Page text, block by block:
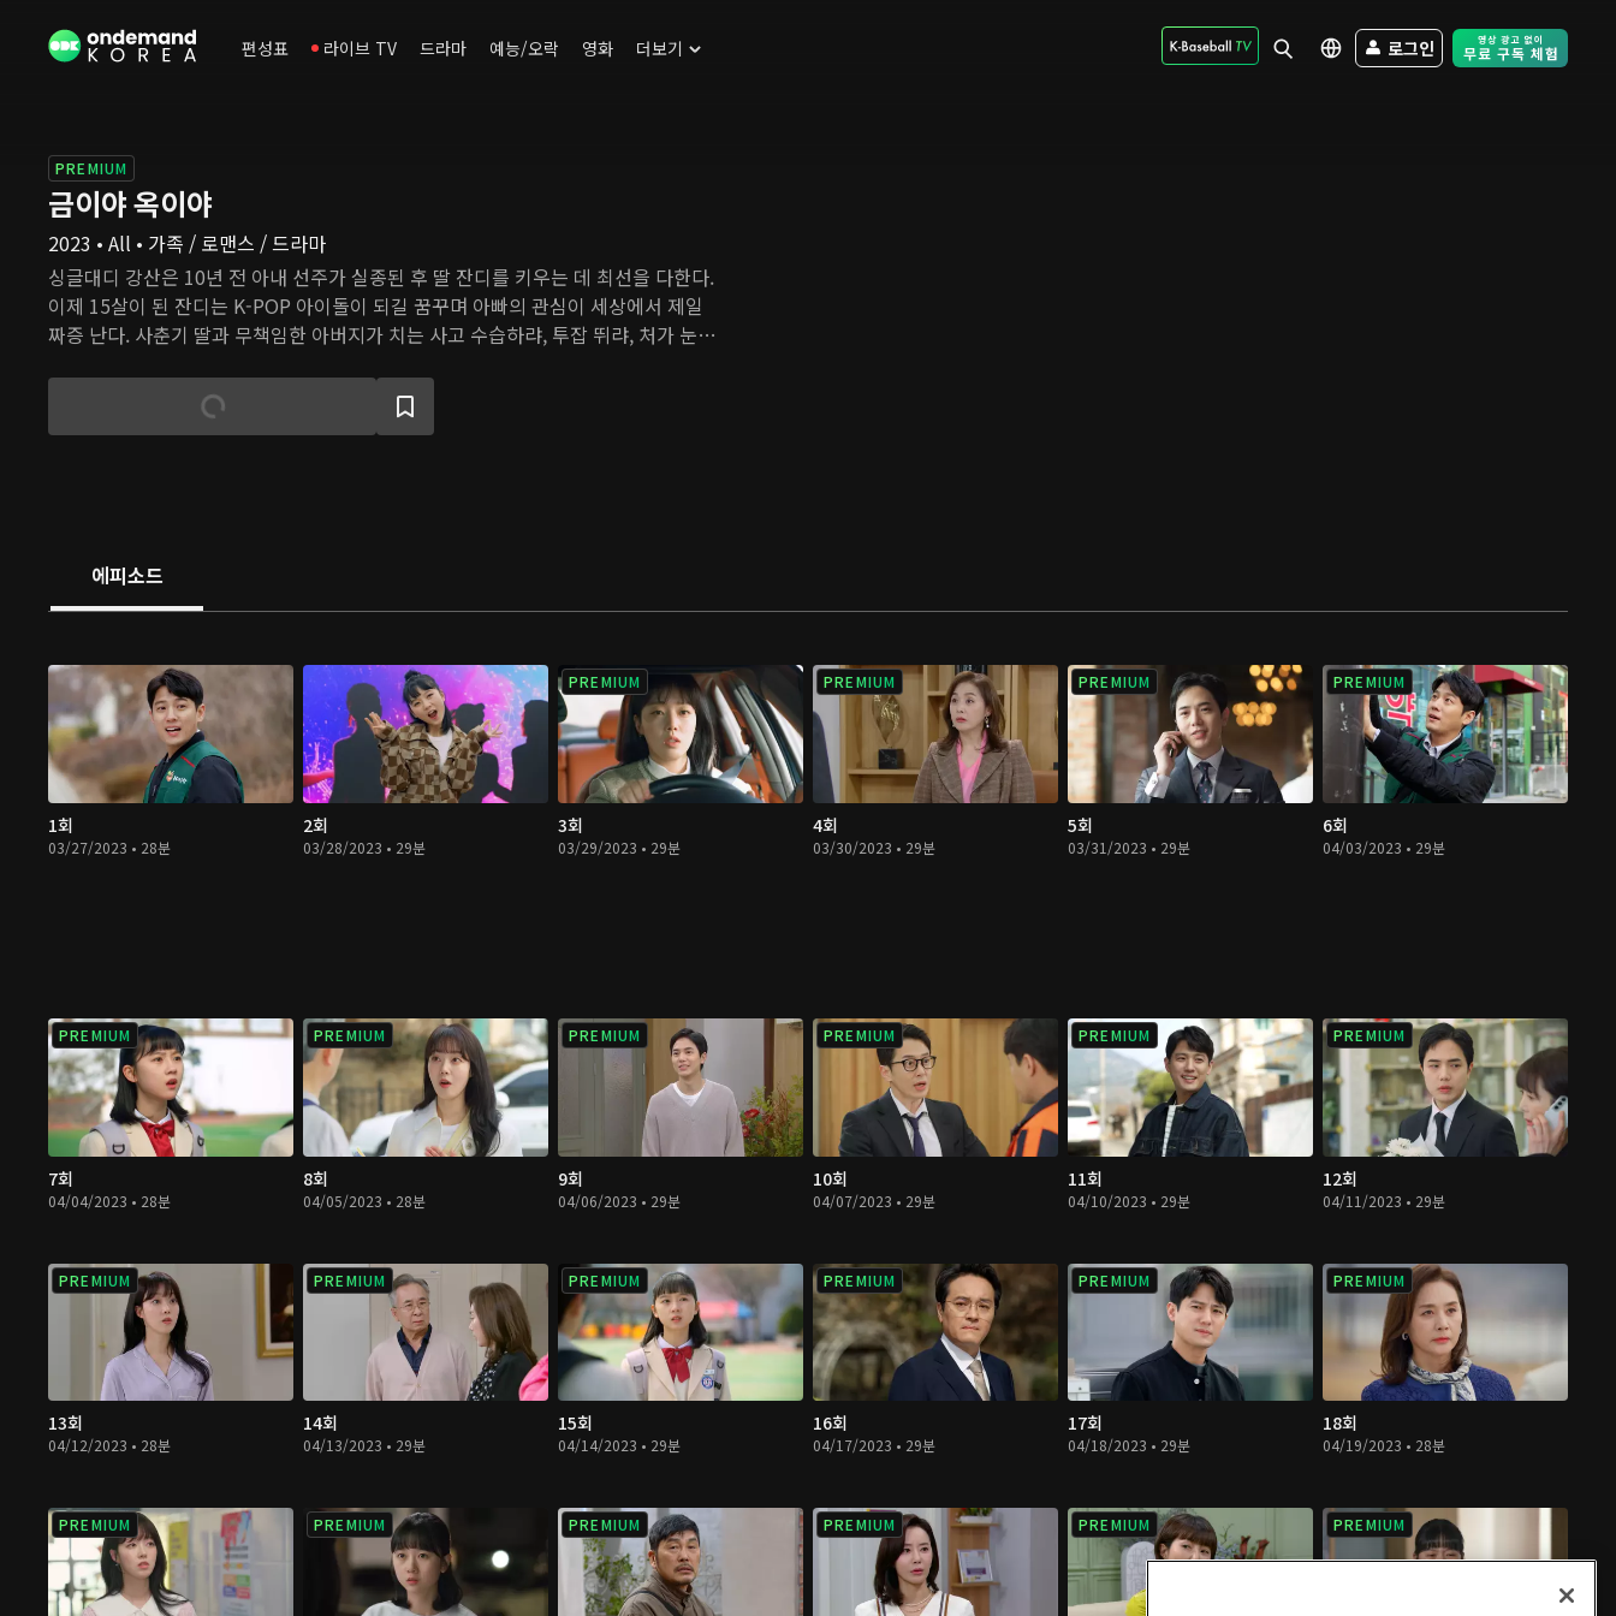
편성표 라이브 TV 드라마 예능/오락 영화 더보기 로그인 Free Trial -
PREMIUM
금이야 옥이야
2023 • All • 가족 / 로맨스 / 드라마
싱글대디 강산은 10년 전 아내 선주가 실종된 후 딸 잔디를 키우는 데 최선을 다한다.
이제 15살이 된 잔디는 K-POP 아이돌이 되길 꿈꾸며 아빠의 관심이 세상에서 제일
짜증 난다. 사춘기 딸과 무책임한 아버지가 치는 사고 수습하랴, 투잡 뛰랴, 처가 눈치
업 집안의 딸 미래는 친부에게 버려지고 입양된 아픔이 있고, 자신처럼 상처받은 아이
들의 치유를 돕고 싶다는 꿈을 품고 있다. 그 꿈을 실현하는 첫발을 내딛는 시기, 운명
에피소드
1회
03/27/2023 • 28분
2회
03/28/2023 • 29분
PREMIUM
3회
03/29/2023 • 29분
PREMIUM
4회
03/30/2023 • 29분
PREMIUM
5회
03/31/2023 • 29분
PREMIUM
6회
04/03/2023 • 29분
PREMIUM
7회
04/04/2023 • 28분
PREMIUM
8회
04/05/2023 • 28분
PREMIUM
9회
04/06/2023 • 29분
PREMIUM
10회
04/07/2023 • 29분
PREMIUM
11회
04/10/2023 • 29분
PREMIUM
12회
04/11/2023 • 29분
PREMIUM
13회
04/12/2023 • 28분
PREMIUM
14회
04/13/2023 • 29분
PREMIUM
15회
04/14/2023 • 29분
PREMIUM
16회
04/17/2023 • 29분
PREMIUM
17회
04/18/2023 • 29분
PREMIUM
18회
04/19/2023 • 28분
PREMIUM PREMIUM PREMIUM PREMIUM PREMIUM PREMIUM